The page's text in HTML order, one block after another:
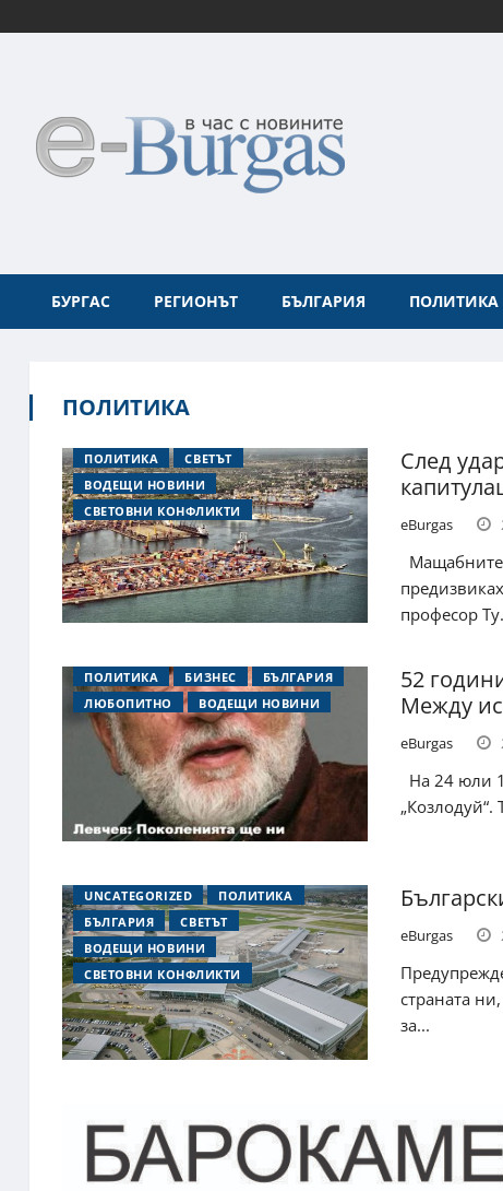
БУРГАС РЕГИОНЪТ БЪЛГАРИЯ ПОЛИТИКА
ПОЛИТИКА
ПОЛИТИКА
СВЕТЪТ
ВОДЕЩИ НОВИНИ
СВЕТОВНИ КОНФЛИКТИ
След
eBurgas
Мащабните
професор
ПОЛИТИКА БИЗНЕС
БЪЛГАРИЯ
ЛЮБОПИТНО
ВОДЕЩИ НОВИНИ
52
Между
eBurgas
На 24 юли
UNCATEGORIZED
ПОЛИТИКА
БЪЛГАРИЯ
СВЕТЪТ
ВОДЕЩИ НОВИНИ
СВЕТОВНИ КОНФЛИКТИ
eBurgas
страната
за...